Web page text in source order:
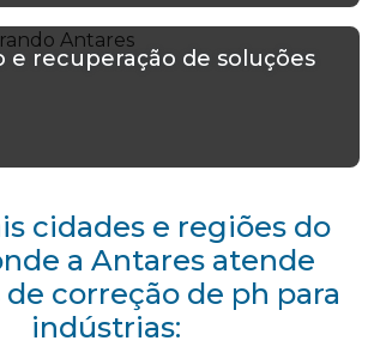
e recuperação de soluções
cidades e regiões do
a Antares atende
de correção de ph para
indústrias: